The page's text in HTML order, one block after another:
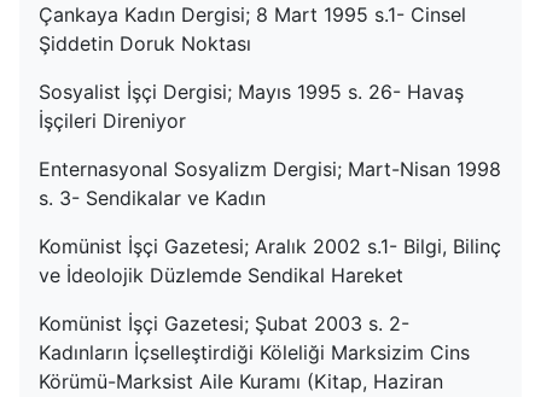
Çankaya Kadın Dergisi; 8 Mart 1995 s.1- Cinsel
Şiddetin Doruk Noktası
Sosyalist İşçi Dergisi; Mayıs 1995 s. 26- Havaş
İşçileri Direniyor
Enternasyonal Sosyalizm Dergisi; Mart-Nisan 1998
s. 3- Sendikalar ve Kadın
Komünist İşçi Gazetesi; Aralık 2002 s.1- Bilgi, Bilinç
ve İdeolojik Düzlemde Sendikal Hareket
Komünist İşçi Gazetesi; Şubat 2003 s. 2-
Kadınların İçselleştirdiği Köleliği Marksizim Cins
Körümü-Marksist Aile Kuramı (Kitap, Haziran